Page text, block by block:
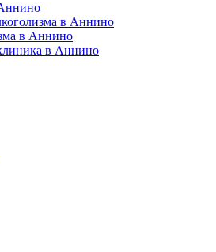
в Аннино
в Аннино
в Аннино